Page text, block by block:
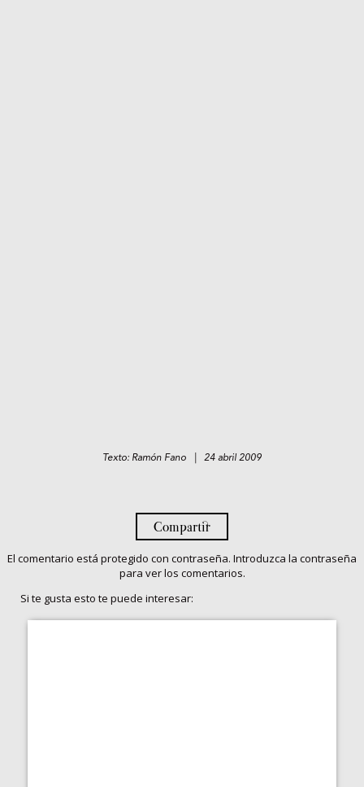
Texto: Ramón Fano | 24 abril 2009
Compartir
El comentario está protegido con contraseña. Introduzca la contraseña
para ver los comentarios.
Si te gusta esto te puede interesar: